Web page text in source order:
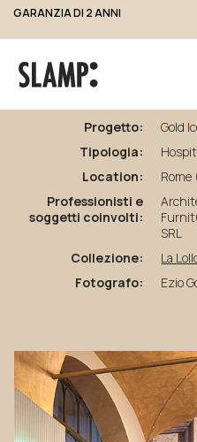
GARANZIA DI 2 ANNI
Cerca
Gold Ice
Progetto:
Gold
Tipologia:
Location:
Rome
Professionisti e
soggetti coinvolti:
SRL
Collezione:
La
Fotografo:
Ezio